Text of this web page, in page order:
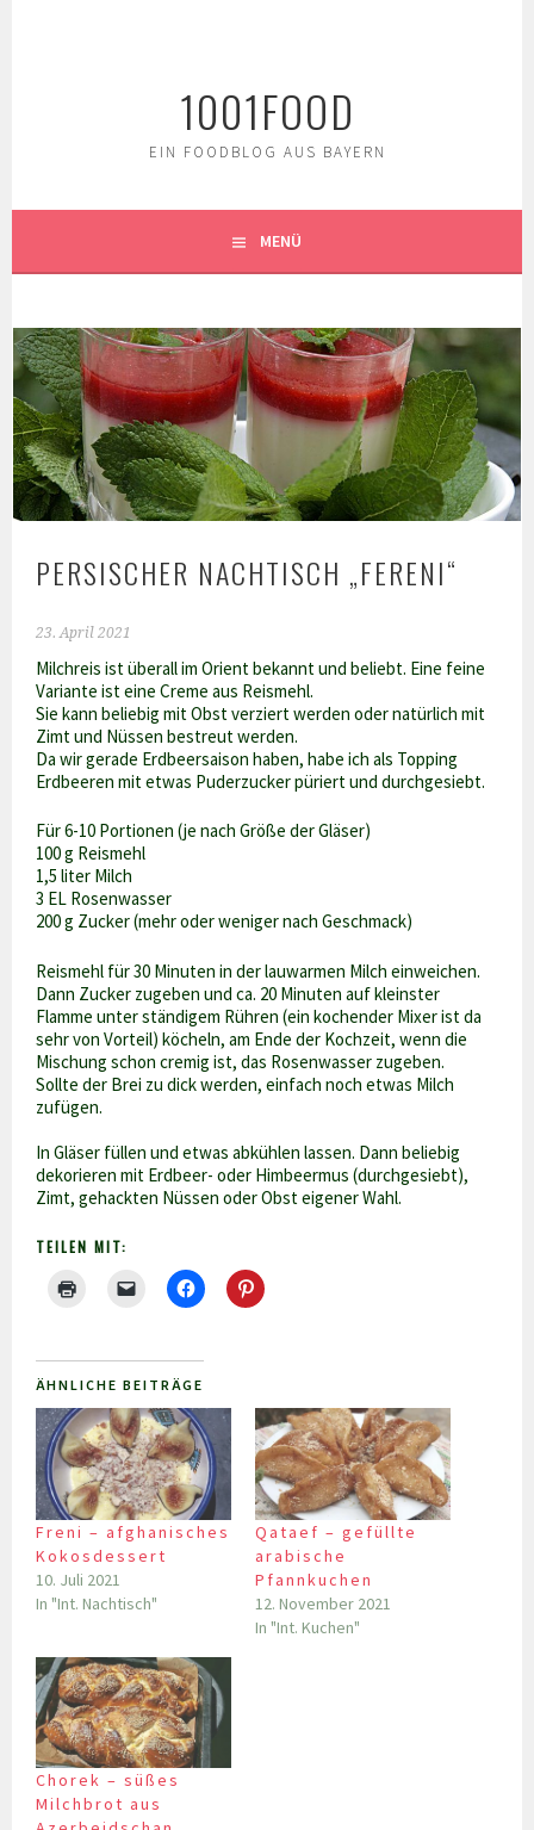
1001FOOD
EIN FOODBLOG AUS BAYERN
MENÜ
PERSISCHER NACHTISCH „FERENI“
23. April 2021
Milchreis ist überall im Orient bekannt und beliebt. Eine feine
Variante ist eine Creme aus Reismehl.
Sie kann beliebig mit Obst verziert werden oder natürlich mit
Zimt und Nüssen bestreut werden.
Da wir gerade Erdbeersaison haben, habe ich als Topping
Erdbeeren mit etwas Puderzucker püriert und durchgesiebt.
Für 6-10 Portionen (je nach Größe der Gläser)
100 g Reismehl
1,5 liter Milch
3 EL Rosenwasser
200 g Zucker (mehr oder weniger nach Geschmack)
Reismehl für 30 Minuten in der lauwarmen Milch einweichen.
Dann Zucker zugeben und ca. 20 Minuten auf kleinster
Flamme unter ständigem Rühren (ein kochender Mixer ist da
sehr von Vorteil) köcheln, am Ende der Kochzeit, wenn die
Mischung schon cremig ist, das Rosenwasser zugeben.
Sollte der Brei zu dick werden, einfach noch etwas Milch
zufügen.
In Gläser füllen und etwas abkühlen lassen. Dann beliebig
dekorieren mit Erdbeer- oder Himbeermus (durchgesiebt),
Zimt, gehackten Nüssen oder Obst eigener Wahl.
TEILEN MIT:
ÄHNLICHE BEITRÄGE
Freni – afghanisches
Kokosdessert
10. Juli 2021
In "Int. Nachtisch"
Qataef – gefüllte
arabische
Pfannkuchen
12. November 2021
In "Int. Kuchen"
Chorek – süßes
Milchbrot aus